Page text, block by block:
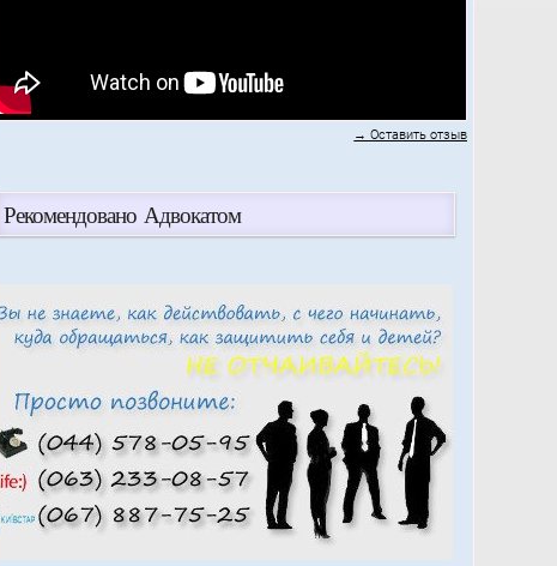
→ Оставить отзыв
Рекомендовано Адвокатом